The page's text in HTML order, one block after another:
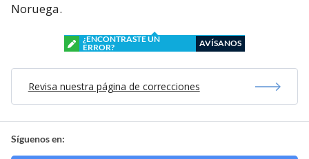
Noruega.
¿ENCONTRASTE UN
ERROR?
AVÍSANOS
Revisa nuestra página de correcciones
Síguenos en: